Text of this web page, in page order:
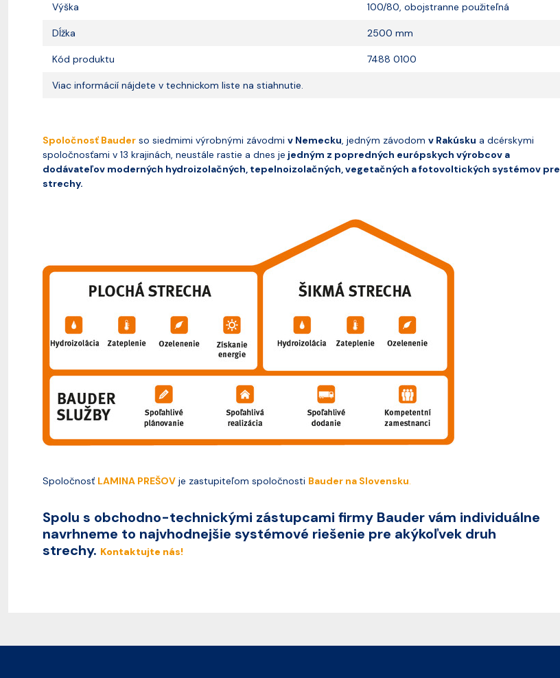
Výška 100/80, obojstranne použiteľná
Dĺžka 2500 mm
Kód produktu 7488 0100
Viac informácií nájdete v technickom liste na stiahnutie.
Spoločnosť Bauder so siedmimi výrobnými závodmi v Nemecku, jedným závodom v Rakúsku a dcérskymi
spoločnosťami v 13 krajinách, neustále rastie a dnes je jedným z popredných európskych výrobcov a
dodávateľov moderných hydroizolačných, tepelnoizolačných, vegetačných a fotovoltických systémov pre
strechy.
Spoločnosť LAMINA PREŠOV je zastupiteľom spoločnosti Bauder na Slovensku.
Spolu s obchodno-technickými zástupcami firmy Bauder vám individuálne
navrhneme to najvhodnejšie systémové riešenie pre akýkoľvek druh
strechy. Kontaktujte nás!